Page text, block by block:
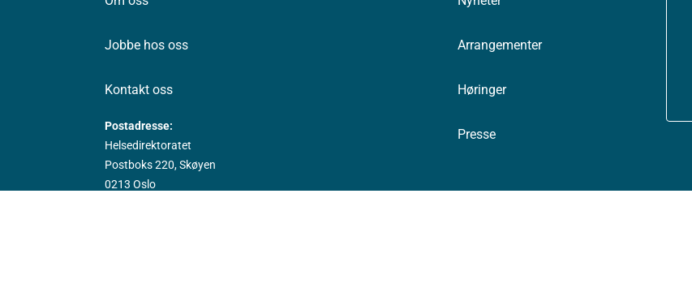
Jobbe hos oss
Kontakt oss
Postadresse:
Helsedirektoratet
Postboks 220, Skøyen
0213 Oslo
Arrangementer
Høringer
Presse